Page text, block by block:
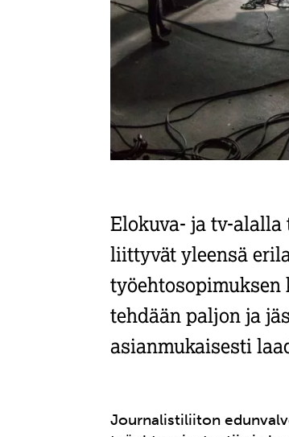
Elokuva- ja tv-
liittyvät yleensä
tehdään paljon ja
asianmukaisesti
Journalistiliiton